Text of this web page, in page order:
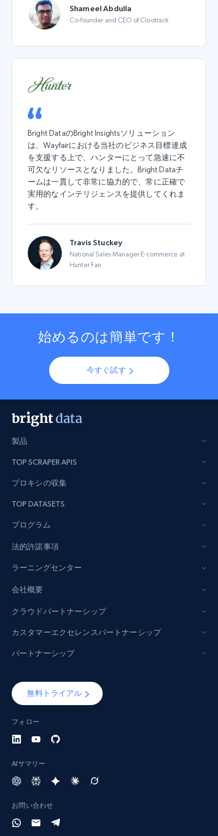
Shameel Abdulla
Co-founder and CEO of Clootrack
Bright DataのBright Insightsソリューション
は、Wayfairにおける当社のビジネス目標達成
を支援する上で、ハンターにとって急速に不
可欠なリソースとなりました。Bright Dataチ
ームは一貫して非常に協力的で、常に正確で
実用的なインテリジェンスを提供してくれま
す。
Travis Stuckey
National Sales Manager E-commerce at
Hunter Fan
始めるのは簡単です！
今すぐ試す
製品
TOP SCRAPER APIS
プロキシの収集
TOP DATASETS
プログラム
法的許諾事項
ラーニングセンター
会社概要
無料トライアル
フォロー
AIサマリー
お問い合わせ
クラウドパートナーシップ
カスタマーエクセレンスパートナーシップ
パートナーシップ